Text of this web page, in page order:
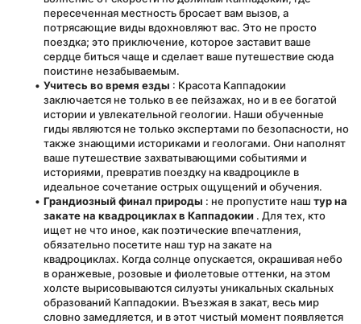
пересеченная местность бросает вам вызов, а
потрясающие виды вдохновляют вас. Это не просто
поездка; это приключение, которое заставит ваше
сердце биться чаще и сделает ваше путешествие сюда
поистине незабываемым.
Учитесь во время езды : Красота Каппадокии
заключается не только в ее пейзажах, но и в ее богатой
истории и увлекательной геологии. Наши обученные
гиды являются не только экспертами по безопасности, но
также знающими историками и геологами. Они наполнят
ваше путешествие захватывающими событиями и
историями, превратив поездку на квадроцикле в
идеальное сочетание острых ощущений и обучения.
Грандиозный финал природы : не пропустите наш тур на
закате на квадроциклах в Каппадокии . Для тех, кто
ищет не что иное, как поэтические впечатления,
обязательно посетите наш тур на закате на
квадроциклах. Когда солнце опускается, окрашивая небо
в оранжевые, розовые и фиолетовые оттенки, на этом
холсте вырисовываются силуэты уникальных скальных
образований Каппадокии. Въезжая в закат, весь мир
словно замедляется, и в этот чистый момент появляется